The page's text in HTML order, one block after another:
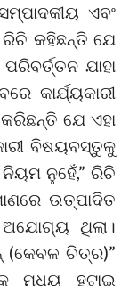
ଏବଂ
ରିଚି କହିଛନ୍ତି ଯେ
ଯାହା
କାର୍ଯ୍ୟକାରୀ
ଯେ ଏହା
ବିଷୟବସ୍ତୁକୁ
ନୁହେଁ,” ରିଚି
ଉତ୍ପାଦିତ
ଥିଲା।
(କେବଳ ଚିତ୍ର)”
ମଧ୍ୟ ହଟାଇ